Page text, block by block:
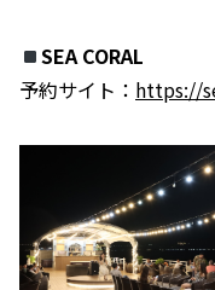
SEA CORAL
予約サイト： https://